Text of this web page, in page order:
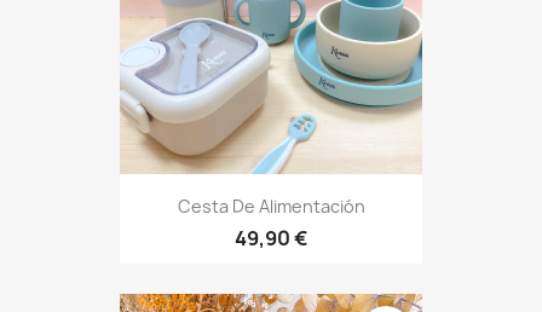
Cesta De Alimentación
49,90 €